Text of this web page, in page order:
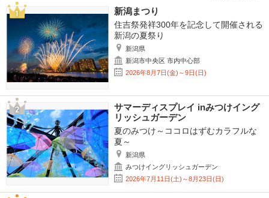
新潟まつり
住吉祭発祥300年を記念して開催される
新潟の夏祭り
新潟県
新潟市中央区 市内中心部
2026年8月7日(金)～9日(日)
サマーディスプレイ inみつけイング
リッシュガーデン
夏のみつけ～ココロはずむカラフルな
夏～
新潟県
みつけイングリッシュガーデン
2026年7月11日(土)～8月23日(日)